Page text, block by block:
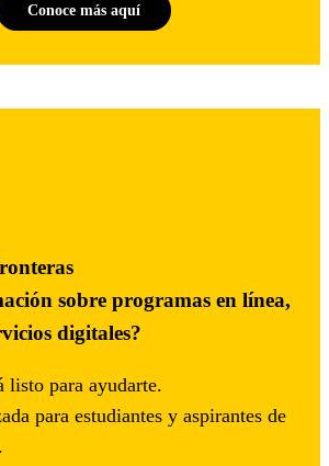
Conoce más aquí
sobre programas en línea,
digitales?
listo para ayudarte.
para estudiantes y aspirantes de